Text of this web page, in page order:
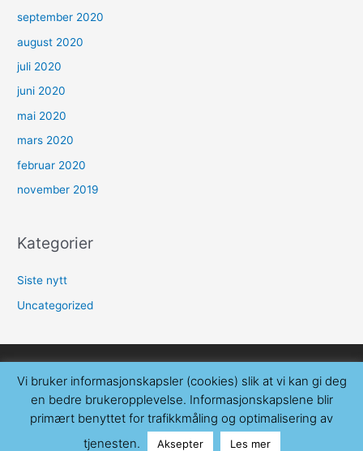
september 2020
august 2020
juli 2020
juni 2020
mai 2020
mars 2020
februar 2020
november 2019
Kategorier
Siste nytt
Uncategorized
TEKNISK ISOLASJON AS 2026 © ALL RIGHTS RESERVED.
HJEMMESIDE AV MAKE CUSTOMERS.
Vi bruker informasjonskapsler (cookies) slik at vi kan gi deg
en bedre brukeropplevelse. Informasjonskapslene blir
primært benyttet for trafikkmåling og optimalisering av
tjenesten.
Aksepter Les mer